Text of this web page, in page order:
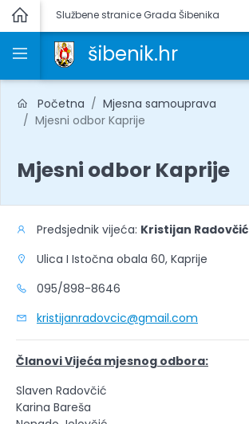
Službene stranice Grada Šibenika
šibenik.hr
Početna
Mjesna samouprava
Mjesni odbor Kaprije
Mjesni odbor Kaprije
Predsjednik vijeća: Kristijan Radovčić
Ulica I Istočna obala 60, Kaprije
095/898-8646
kristijanradovcic@gmail.com
Članovi Vijeća mjesnog odbora:
Slaven Radovčić
Karina Bareša